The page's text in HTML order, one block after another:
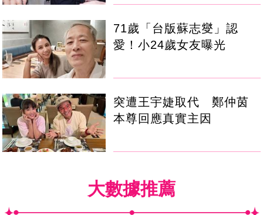
71歲「台版蘇志燮」認
愛！小24歲女友曝光
突遭王宇婕取代 鄭仲茵
本尊回應真實主因
大數據推薦